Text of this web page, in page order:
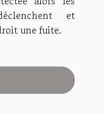
et
une fuite.